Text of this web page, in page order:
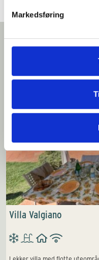
Markedsføring
Vi tror du vil
Villa Valgiano